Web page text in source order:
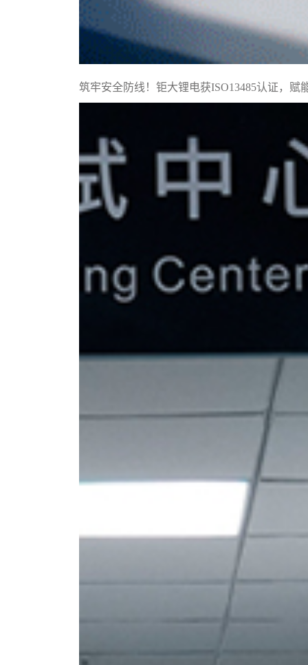
筑牢安全防线！钜大锂电获ISO13485认证，赋